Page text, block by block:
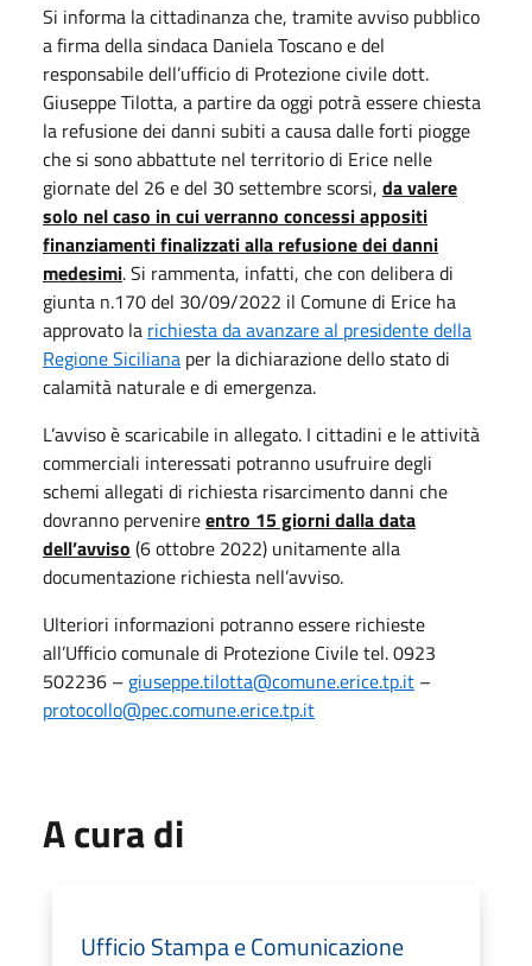
Si informa la cittadinanza che, tramite avviso pubblico
a firma della sindaca Daniela Toscano e del
responsabile dell’ufficio di Protezione civile dott.
Giuseppe Tilotta, a partire da oggi potrà essere chiesta
la refusione dei danni subiti a causa dalle forti piogge
che si sono abbattute nel territorio di Erice nelle
giornate del 26 e del 30 settembre scorsi, da valere
solo nel caso in cui verranno concessi appositi
finanziamenti finalizzati alla refusione dei danni
medesimi. Si rammenta, infatti, che con delibera di
giunta n.170 del 30/09/2022 il Comune di Erice ha
approvato la richiesta da avanzare al presidente della
Regione Siciliana per la dichiarazione dello stato di
calamità naturale e di emergenza.
L’avviso è scaricabile in allegato. I cittadini e le attività
commerciali interessati potranno usufruire degli
schemi allegati di richiesta risarcimento danni che
dovranno pervenireentro 15 giorni dalla data
dell’avviso (6 ottobre 2022) unitamente alla
documentazione richiesta nell’avviso.
Ulteriori informazioni potranno essere richieste
all’Ufficio comunale di Protezione Civile tel. 0923
502236 – giuseppe.tilotta@comune.erice.tp.it –
protocollo@pec.comune.erice.tp.it
A cura di
Ufficio Stampa e Comunicazione